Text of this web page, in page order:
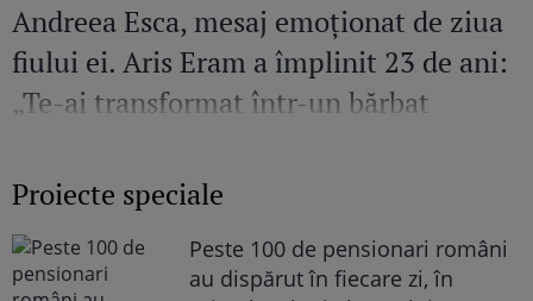
Andreea Esca, mesaj emoționat de ziua
fiului ei. Aris Eram a împlinit 23 de ani:
„Te-ai transformat într-un bărbat
Proiecte speciale
Peste 100 de pensionari români
au dispărut în fiecare zi, în